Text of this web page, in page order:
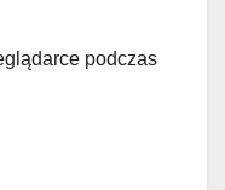
podczas